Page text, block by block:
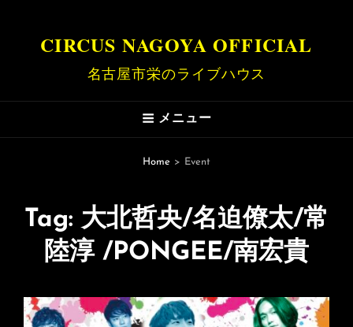
CIRCUS NAGOYA OFFICIAL
名古屋市栄のライブハウス
メニュー
Home > Event
Tag: 大北哲央/名迫僚太/常
陸淳 /PONGEE/南宏貴